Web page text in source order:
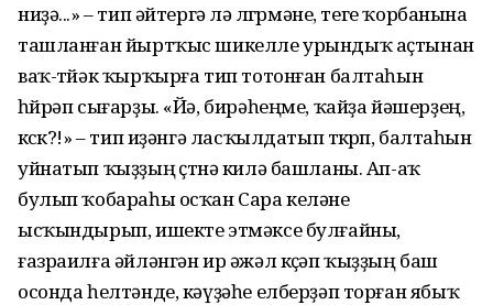
ниҙә...» – тип әйтергә лә өлгөрмәне, теге ҡорбанына
ташланған йыртҡыс шикелле урындыҡ аҫтынан
ваҡ-төйәк ҡырҡырға тип тотонған балтаһын
һөйрәп сығарҙы. «Йә, бирәһеңме, ҡайҙа йәшерҙең,
көсөк?!» – тип иҙәнгә ласҡылдатып төкөрөп, балтаһын
уйнатып ҡыҙҙың өҫтөнә килә башланы. Ап-аҡ
булып ҡобараһы осҡан Сара келәне
ысҡындырып, ишекте этмәксе булғайны,
ғазраилға әйләнгән ир әжәл көҫәп ҡыҙҙың баш
осонда һелтәнде, кәүҙәһе елберҙәп торған ябыҡ